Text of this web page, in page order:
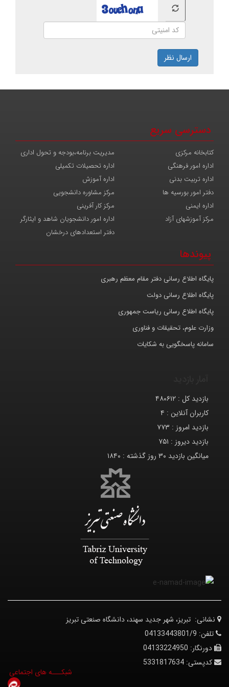
ارسال نظر
دسترسی سریع
مدیریت برنامه،بودجه و تحول اداری
کتابخانه مرکزی
اداره تحصیلات تکمیلی
اداره امور فرهنگی
اداره آموزش
اداره تربیت بدنی
مرکز مشاوره دانشجویی
دفتر امور بورسیه ها
مرکز کار آفرینی
اداره ایمنی
اداره امور دانشجویان شاهد و ایثارگر
مرکز آموزشهای آزاد
دفتر استعدادهای درخشان
پیوندها
پایگاه اطلاع رسانی دفتر مقام معظم رهبری
پایگاه اطلاع رسانی دولت
پایگاه اطلاع رسانی ریاست جمهوری
وزارت علوم، تحقیقات و فناوری
سامانه پاسخگویی به شکایات
بازدید کل : ۴۸۰۶۱۲
کاربران آنلاین : ۴
بازدید امروز : ۷۷۳
بازدید دیروز : ۷۵۱
میانگین بازدید ۳۰ روز گذشته :
۱۸۴۰
نشانی: تبریز، شهر جدید سهند، دانشگاه صنعتی تبریز
تلفن: 04133443801/9
دورنگار: 04133224950
کدپستی: 5331817634